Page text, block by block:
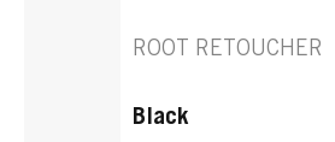
ROOT RETOUCHER
Black